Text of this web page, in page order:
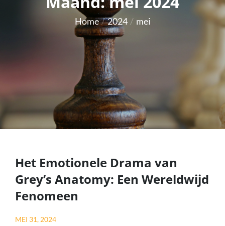
Home 2024 mei
Het Emotionele Drama van
Grey’s Anatomy: Een Wereldwijd
Fenomeen
Posted
MEI 31, 2024